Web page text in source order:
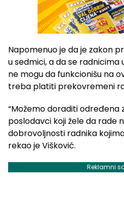
Napomenuo je da je zakon
u sedmici, a da se
ne mogu da funkcionišu na
treba platiti prekovremeni
“Možemo doraditi određena
poslodavci koji žele da rade
dobrovoljnosti radnika
rekao je Višković.
Reklamni